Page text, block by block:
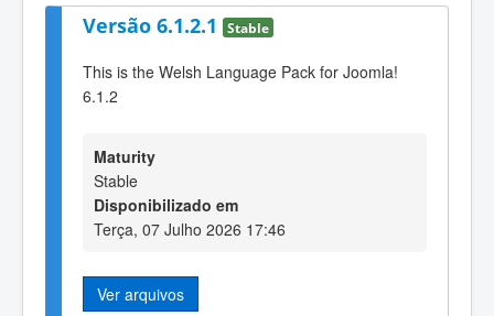
Versão 6.1.2.1 Stable
This is the Welsh Language Pack for Joomla!
6.1.2
Maturity
Stable
Disponibilizado em
Terça, 07 Julho 2026 17:46
Ver arquivos